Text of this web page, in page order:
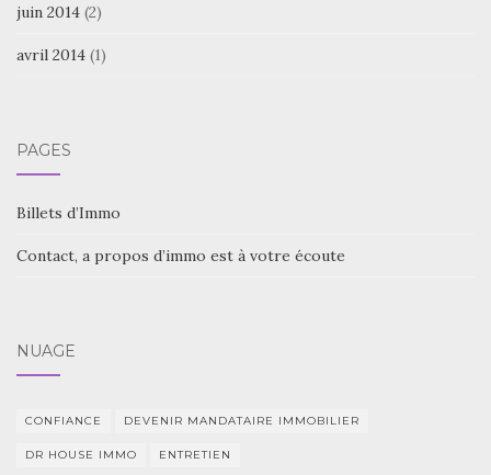
juin 2014 (2)
avril 2014 (1)
PAGES
Billets d’Immo
Contact, a propos d’immo est à votre écoute
NUAGE
CONFIANCE DEVENIR MANDATAIRE IMMOBILIER
DR HOUSE IMMO ENTRETIEN